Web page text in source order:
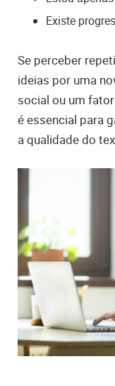
Existe
Se perceber
ideias por uma
social ou um
é essencial para
a qualidade do